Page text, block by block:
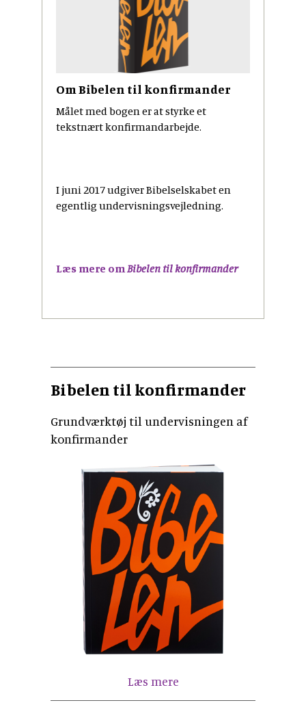
Om Bibelen til konfirmander
Målet med bogen er at styrke et
tekstnært konfirmandarbejde.
I juni 2017 udgiver Bibelselskabet en
egentlig undervisningsvejledning.
Læs mere om Bibelen til konfirmander
Bibelen til konfirmander
Grundværktøj til undervisningen af
konfirmander
Læs mere